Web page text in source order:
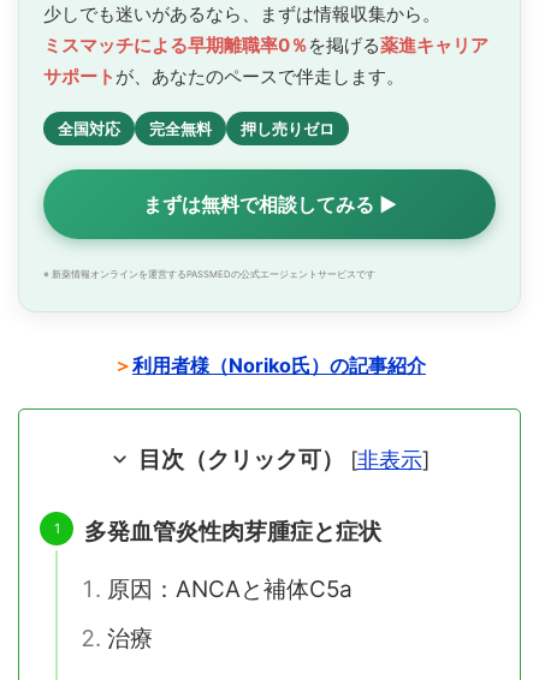
少しでも迷いがあるなら、まずは情報収集から。
ミスマッチによる早期離職率0％を掲げる薬進キャリア
サポート が、あなたのペースで伴走します。
全国対応 完全無料 押し売りゼロ
まずは無料で相談してみる ▶
※ 新薬情報オンラインを運営するPASSMEDの公式エージェントサービスです
＞利用者様（Noriko氏）の記事紹介
目次（クリック可） [非表示]
多発血管炎性肉芽腫症と症状
原因：ANCAと補体C5a
治療